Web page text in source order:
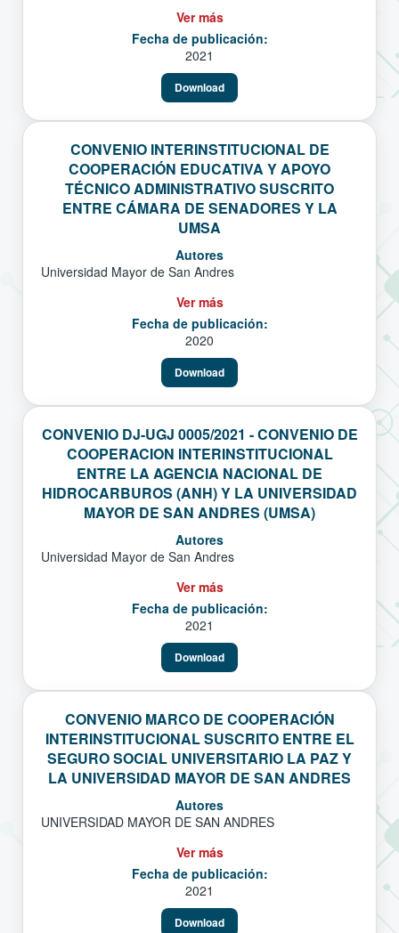
Ver más
Fecha de publicación:
2021
Download
CONVENIO INTERINSTITUCIONAL DE
COOPERACIÓN EDUCATIVA Y APOYO
TÉCNICO ADMINISTRATIVO SUSCRITO
ENTRE CÁMARA DE SENADORES Y LA
UMSA
Autores
Universidad Mayor de San Andres
Ver más
Fecha de publicación:
2020
Download
CONVENIO DJ-UGJ 0005/2021 - CONVENIO DE
COOPERACION INTERINSTITUCIONAL
ENTRE LA AGENCIA NACIONAL DE
HIDROCARBUROS (ANH) Y LA UNIVERSIDAD
MAYOR DE SAN ANDRES (UMSA)
Autores
Universidad Mayor de San Andres
Ver más
Fecha de publicación:
2021
Download
CONVENIO MARCO DE COOPERACIÓN
INTERINSTITUCIONAL SUSCRITO ENTRE EL
SEGURO SOCIAL UNIVERSITARIO LA PAZ Y
LA UNIVERSIDAD MAYOR DE SAN ANDRES
Autores
UNIVERSIDAD MAYOR DE SAN ANDRES
Ver más
Fecha de publicación:
2021
Download